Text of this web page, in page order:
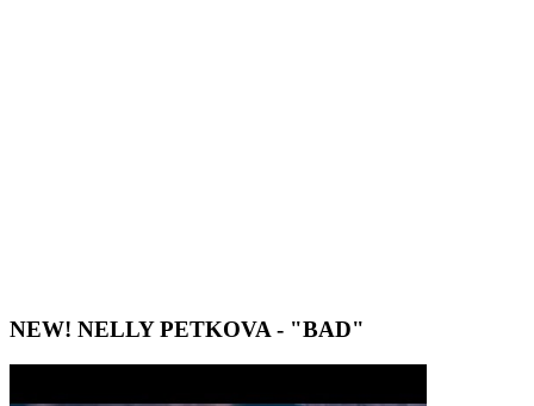
NEW! NELLY PETKOVA - "BAD"